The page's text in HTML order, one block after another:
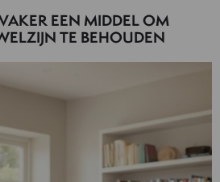
EEN MIDDEL OM
TE BEHOUDEN